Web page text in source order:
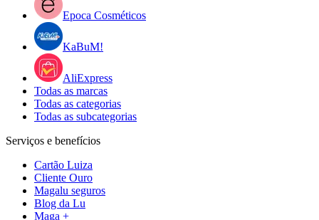
Epoca Cosméticos
KaBuM!
AliExpress
Todas as marcas
Todas as categorias
Todas as subcategorias
Serviços e benefícios
Cartão Luiza
Cliente Ouro
Magalu seguros
Blog da Lu
Maga +